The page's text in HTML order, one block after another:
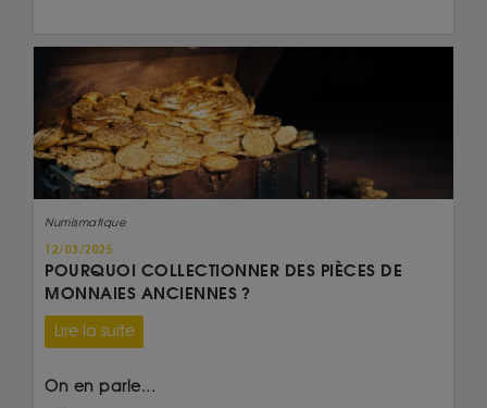
Numismatique
12/03/2025
POURQUOI COLLECTIONNER DES PIÈCES DE
MONNAIES ANCIENNES ?
Lire la suite
On en parle...